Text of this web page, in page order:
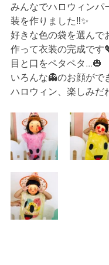
みんなでハロウィンパ
装を作りました‼✨
好きな色の袋を選んで
作って衣装の完成です
目と口をペタペタ...🎃
いろんな👻のお顔がで
ハロウィン、楽しみだ